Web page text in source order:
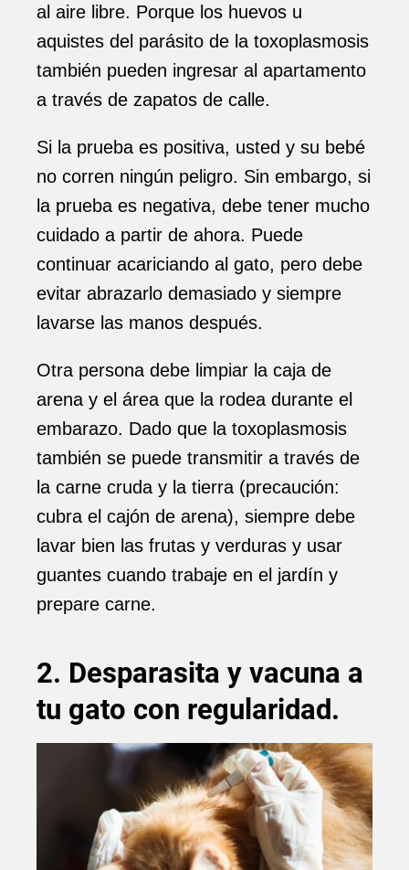
al aire libre. Porque los huevos u
aquistes del parásito de la toxoplasmosis
también pueden ingresar al apartamento
a través de zapatos de calle.
Si la prueba es positiva, usted y su bebé
no corren ningún peligro. Sin embargo, si
la prueba es negativa, debe tener mucho
cuidado a partir de ahora. Puede
continuar acariciando al gato, pero debe
evitar abrazarlo demasiado y siempre
lavarse las manos después.
Otra persona debe limpiar la caja de
arena y el área que la rodea durante el
embarazo. Dado que la toxoplasmosis
también se puede transmitir a través de
la carne cruda y la tierra (precaución:
cubra el cajón de arena), siempre debe
lavar bien las frutas y verduras y usar
guantes cuando trabaje en el jardín y
prepare carne.
2. Desparasita y vacuna a
tu gato con regularidad.